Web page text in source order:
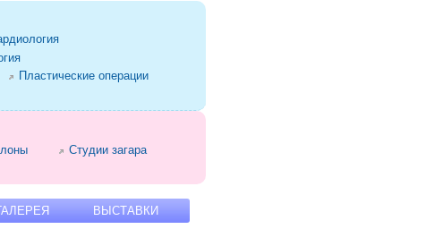
Пластические операции
Студии загара
ВЫСТАВКИ